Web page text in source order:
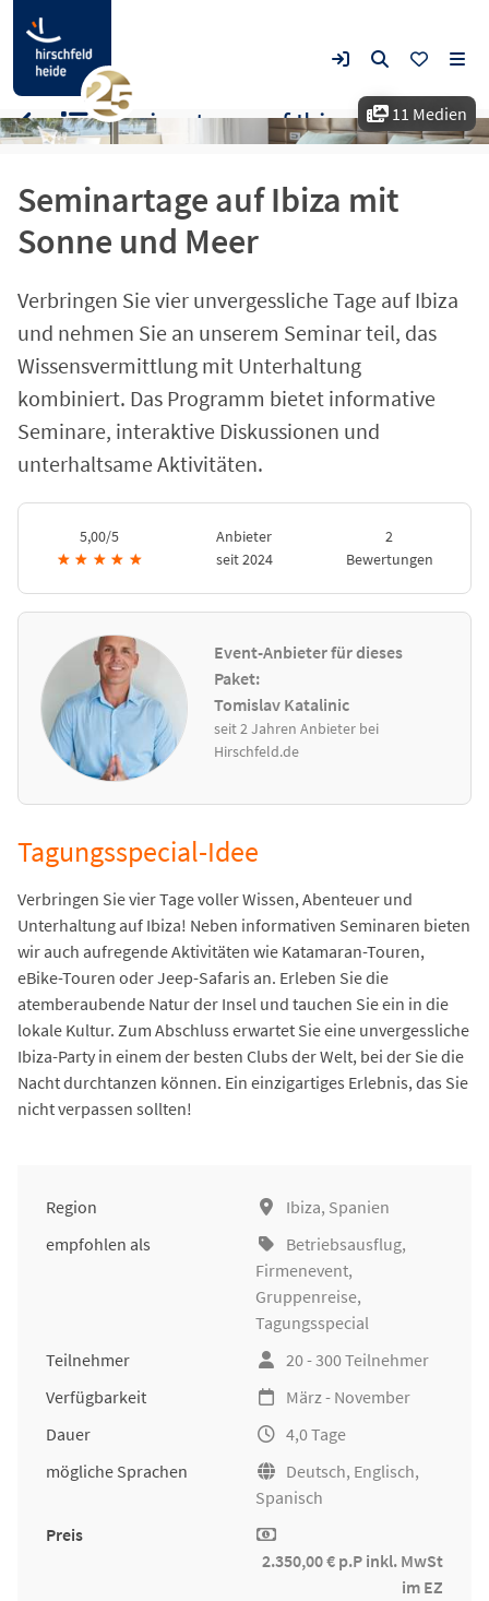
11 Medien
Seminartage auf Ibiza mit
Sonne und Meer
Verbringen Sie vier unvergessliche Tage auf Ibiza
und nehmen Sie an unserem Seminar teil, das
Wissensvermittlung mit Unterhaltung
kombiniert. Das Programm bietet informative
Seminare, interaktive Diskussionen und
unterhaltsame Aktivitäten.
5,00/5
★ ★ ★ ★ ★
Anbieter
seit 2024
2
Bewertungen
Event-Anbieter für dieses
Paket:
Tomislav Katalinic
seit 2 Jahren Anbieter bei
Hirschfeld.de
Seminartage auf Ibiza mit Sonne und Meer
Tagungsspecial-Idee
Verbringen Sie vier Tage voller Wissen, Abenteuer und
Unterhaltung auf Ibiza! Neben informativen Seminaren bieten
wir auch aufregende Aktivitäten wie Katamaran-Touren,
eBike-Touren oder Jeep-Safaris an. Erleben Sie die
atemberaubende Natur der Insel und tauchen Sie ein in die
lokale Kultur. Zum Abschluss erwartet Sie eine unvergessliche
Ibiza-Party in einem der besten Clubs der Welt, bei der Sie die
Nacht durchtanzen können. Ein einzigartiges Erlebnis, das Sie
nicht verpassen sollten!
Region
Ibiza, Spanien
empfohlen als
Betriebsausflug,
Firmenevent,
Gruppenreise,
Tagungsspecial
Teilnehmer
20 - 300 Teilnehmer
Verfügbarkeit
März - November
Dauer
4,0 Tage
mögliche Sprachen
Deutsch, Englisch,
Spanisch
Preis
2.350,00 € p.P inkl. MwSt
im EZ